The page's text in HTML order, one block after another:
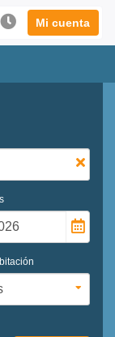
Mi cuenta